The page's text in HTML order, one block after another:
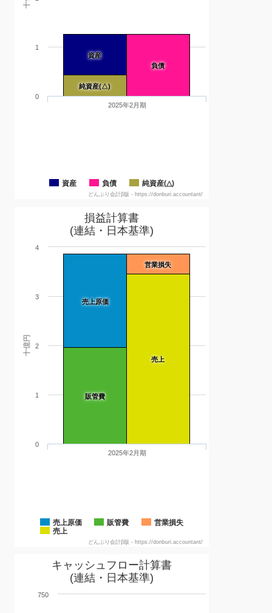
資産
負債
純資産(△)
資産 負債 純資産(△)
2025年2月期
0
1
どんぶり会計β版 - https://donburi.accountant/
十億円
損益計算書
(連結・日本基準)
売上原価
販管費
営業損失
売上
売上原価 販管費
営業損失
売上
2025年2月期
0
1
2
3
4
どんぶり会計β版 - https://donburi.accountant/
キャッシュフロー計算書
(連結・日本基準)
750